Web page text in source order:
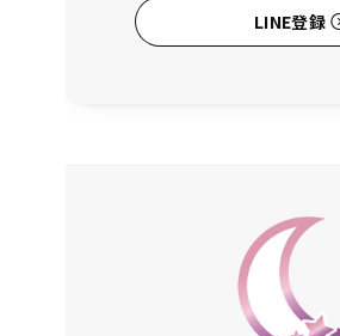
LINE登録